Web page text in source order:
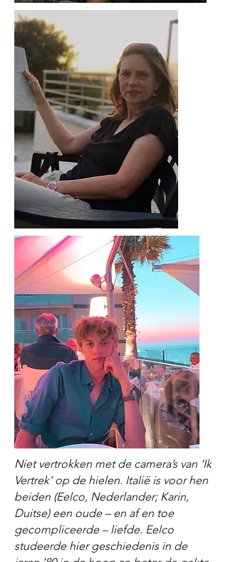
Niet vertrokken met de camera’s van ‘Ik
Vertrek’ op de hielen. Italië is voor hen
beiden (Eelco, Nederlander; Karin,
Duitse) een oude – en af en toe
gecompliceerde – liefde. Eelco
studeerde hier geschiedenis in de